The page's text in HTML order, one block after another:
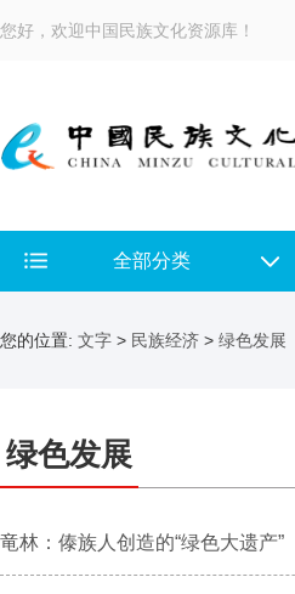
您好，欢迎中国民族文化资源库！
全部分类
您的位置: 文字 > 民族经济 > 绿色发展
绿色发展
竜林：傣族人创造的“绿色大遗产”